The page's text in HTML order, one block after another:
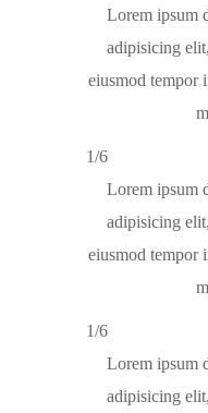
Lorem ipsum
adipisicing
eiusmod tempor
1/6
Lorem ipsum
adipisicing
eiusmod tempor
1/6
Lorem ipsum
adipisicing